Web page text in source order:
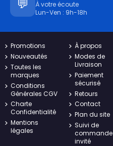
💬
À votre écoute
Lun-Ven : 9h-18h
Promotions
Nouveautés
Toutes les
marques
Conditions
Générales CGV
Charte
Confidentialité
Mentions
légales
À propos
Modes de
Livraison
Paiement
sécurisé
Retours
Contact
Plan du site
Suivi de
commande
invité